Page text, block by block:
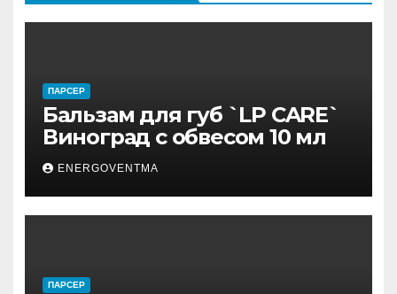
ПАРСЕР
Бальзам для губ `LP CARE`
Виноград с обвесом 10 мл
ENERGOVENTMA
ПАРСЕР